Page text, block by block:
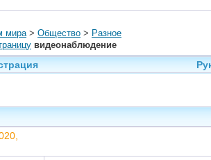
мира > Общество > Разное
видеонаблюдение